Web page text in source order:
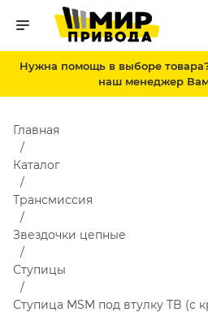
Нужна помощь в выборе
наш менеджер
Главная
Каталог
Трансмиссия
Звездочки цепные
Ступицы
Ступица MSM под втулку TB (с